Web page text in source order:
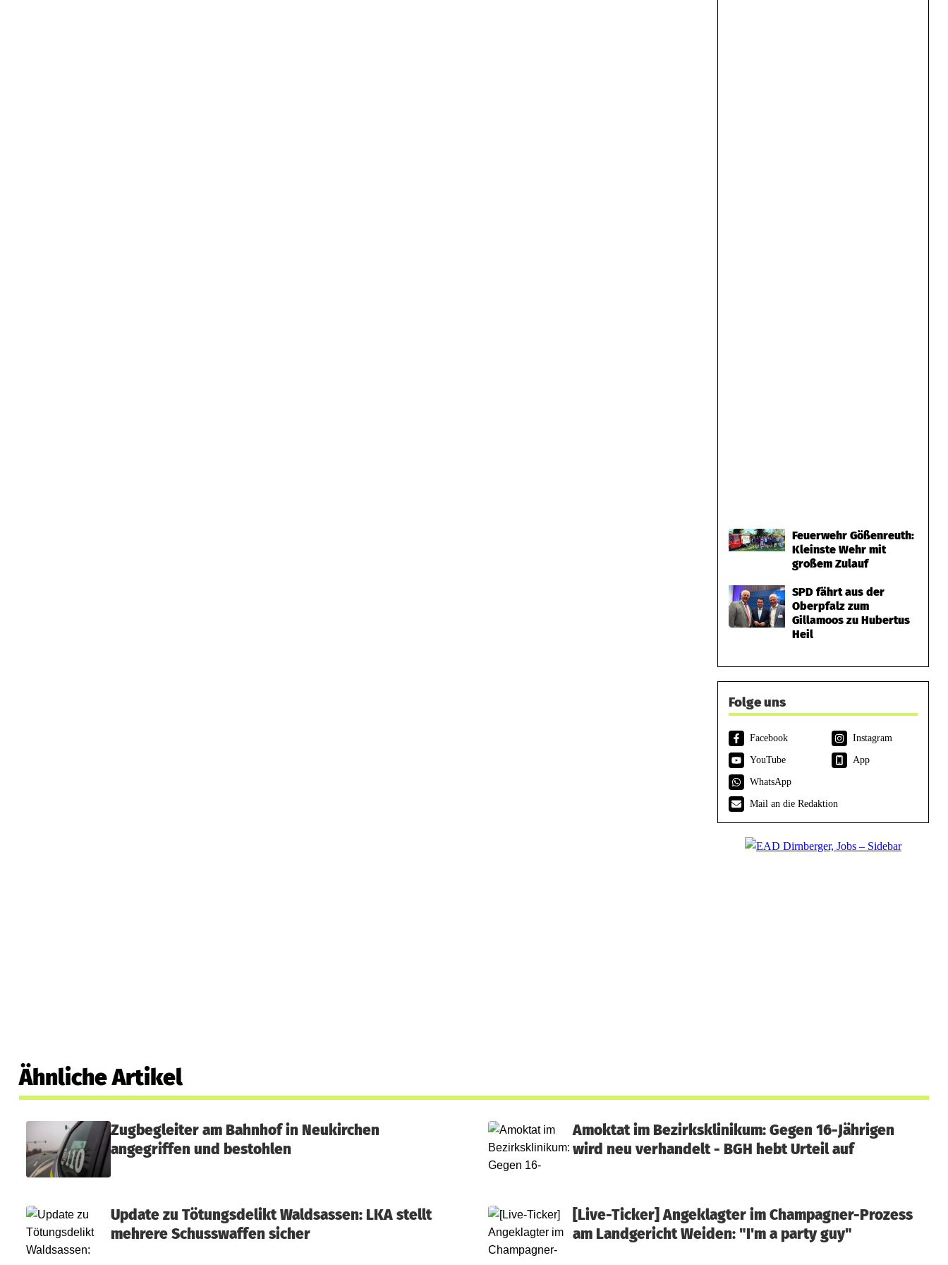
Feuerwehr Gößenreuth:
Kleinste Wehr mit
großem Zulauf
SPD fährt aus der
Oberpfalz zum
Gillamoos zu Hubertus
Heil
Folge uns
Facebook
Instagram
YouTube
App
WhatsApp
Mail an die Redaktion
Ähnliche Artikel
Zugbegleiter am Bahnhof in Neukirchen
angegriffen und bestohlen
Amoktat im Bezirksklinikum: Gegen 16-Jährigen
wird neu verhandelt - BGH hebt Urteil auf
Update zu Tötungsdelikt Waldsassen: LKA stellt
mehrere Schusswaffen sicher
[Live-Ticker] Angeklagter im Champagner-Prozess
am Landgericht Weiden: "I'm a party guy"